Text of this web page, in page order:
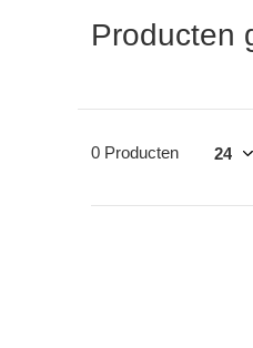
Producten
0 Producten